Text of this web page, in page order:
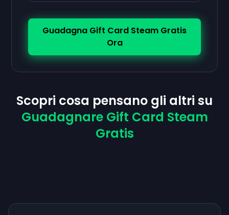
Guadagna Gift Card Steam Gratis
Ora
Scopri cosa pensano gli altri su
Guadagnare Gift Card Steam
Gratis